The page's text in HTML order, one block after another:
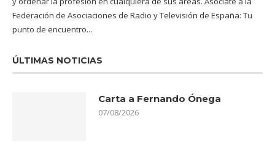
Federación de Asociaciones de Radio y Televisión de España: Tu
punto de encuentro...
ÚLTIMAS NOTICIAS
Carta a Fernando Ónega
07/08/2026